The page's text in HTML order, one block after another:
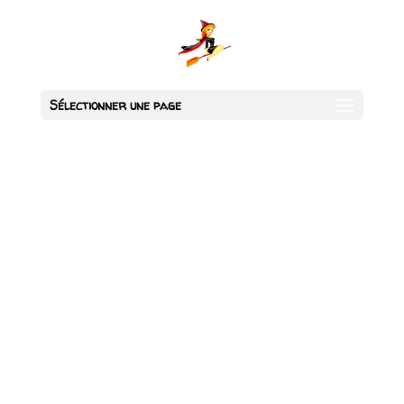
Sélectionner une page